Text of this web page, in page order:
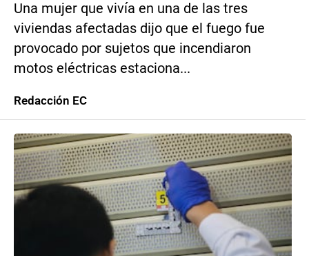
Una mujer que vivía en una de las tres
viviendas afectadas dijo que el fuego fue
provocado por sujetos que incendiaron
motos eléctricas estaciona...
Redacción EC